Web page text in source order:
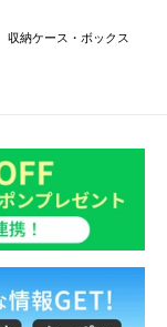
収納ケース・ボックス